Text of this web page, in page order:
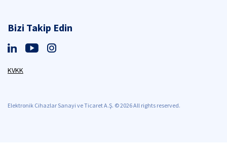
Bizi Takip Edin
KVKK
Elektronik Cihazlar Sanayi ve Ticaret A.Ş. © 2026 All rights reserved.